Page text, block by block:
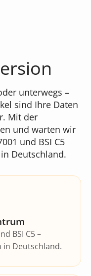
unterwegs –
sind Ihre Daten
Mit der
und warten wir
und BSI C5
Deutschland.
BSI C5 –
in Deutschland.